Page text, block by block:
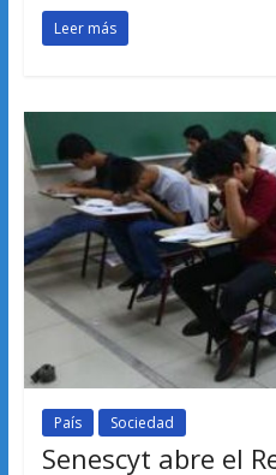
Leer más
País Sociedad
Senescyt abre el